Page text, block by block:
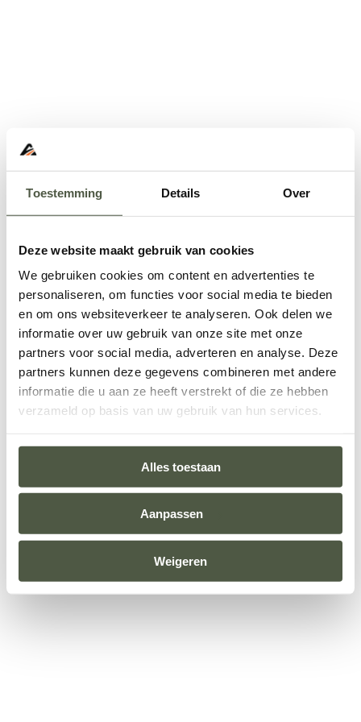
Toestemming Details Over
Deze website maakt gebruik van cookies
We gebruiken cookies om content en advertenties te
personaliseren, om functies voor social media te bieden
en om ons websiteverkeer te analyseren. Ook delen we
informatie over uw gebruik van onze site met onze
partners voor social media, adverteren en analyse. Deze
partners kunnen deze gegevens combineren met andere
informatie die u aan ze heeft verstrekt of die ze hebben
verzameld op basis van uw gebruik van hun services.
Alles toestaan
Aanpassen
Weigeren
Application error: a client-side exception has occurred while
loadingwww.abd.nl(see the browser consolefor more
information).